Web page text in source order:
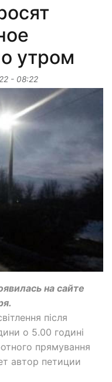
утром
- 08:22
на сайте
після
о 5.00 годині
прямування
автор петиции